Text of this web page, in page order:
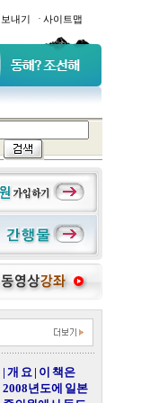
내기 · 사이트맵
| 개 요 | 이 책은
2008년도에 일본